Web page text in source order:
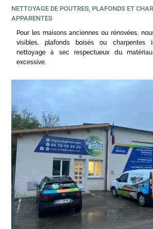
NETTOYAGE DE POUTRES, PLAFONDS ET
APPARENTES
Pour les maisons anciennes ou rénovées,
visibles, plafonds boisés ou charpentes
nettoyage à sec respectueux du
excessive.